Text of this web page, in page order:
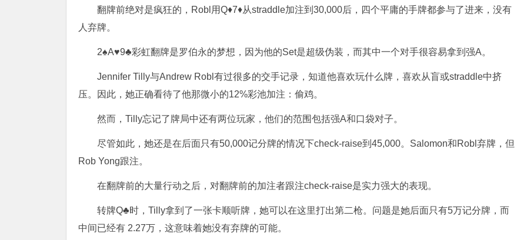
翻牌前绝对是疯狂的，Robl用Q♦7♦从straddle加注到30,000后，四个平庸的手牌都参与了进来，没有
人弃牌。
2♠A♥9♣彩虹翻牌是罗伯永的梦想，因为他的Set是超级伪装，而其中一个对手很容易拿到强A。
Jennifer Tilly与Andrew Robl有过很多的交手记录，知道他喜欢玩什么牌，喜欢从盲或straddle中挤
压。因此，她正确看待了他那微小的12%彩池加注：偷鸡。
然而，Tilly忘记了牌局中还有两位玩家，他们的范围包括强A和口袋对子。
尽管如此，她还是在后面只有50,000记分牌的情况下check-raise到45,000。Salomon和Robl弃牌，但
Rob Yong跟注。
在翻牌前的大量行动之后，对翻牌前的加注者跟注check-raise是实力强大的表现。
转牌Q♣时，Tilly拿到了一张卡顺听牌，她可以在这里打出第二枪。问题是她后面只有5万记分牌，而
中间已经有 2.27万，这意味着她没有弃牌的可能。